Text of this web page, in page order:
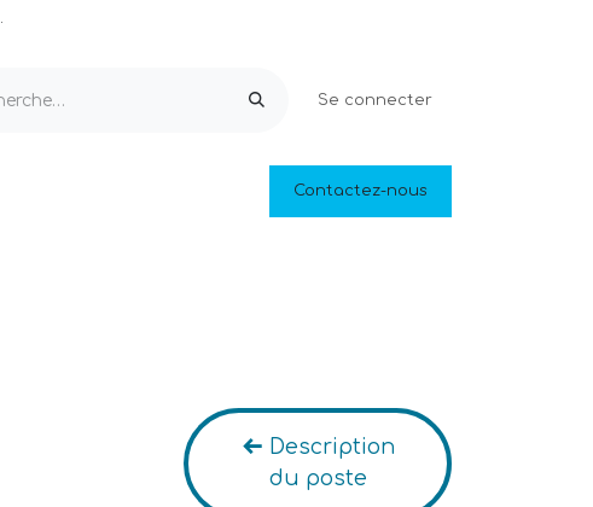
.
Se connecter
Piscines naturelles
Contactez-nous
Description
du poste